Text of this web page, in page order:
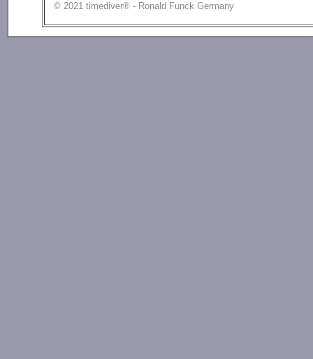
© 2021 timediver® - Ronald Funck Germany